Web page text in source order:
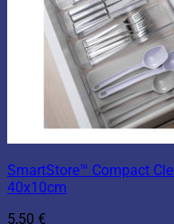
SmartStore™ Compact
40x10cm
5,50 €